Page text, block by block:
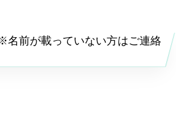
名前が載っていない方はご連絡